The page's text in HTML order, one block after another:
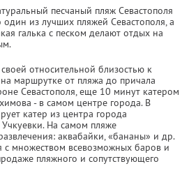
песчаный пляж Севастополя
из лучших пляжей Севастополя, а
галька с песком делают отдых на
относительной близостью к
маршрутке от пляжа до причала
Севастополя, еще 10 минут катером
- в самом центре города. В
катер из центра города
На самом пляже
аквабайки, «бананы» и др.
с множеством всевозможных баров и
пляжного и сопутствующего